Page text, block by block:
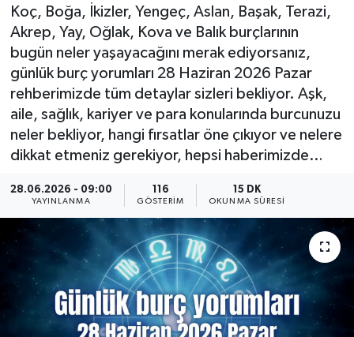
Koç, Boğa, İkizler, Yengeç, Aslan, Başak, Terazi,
Akrep, Yay, Oğlak, Kova ve Balık burçlarının
bugün neler yaşayacağını merak ediyorsanız,
günlük burç yorumları 28 Haziran 2026 Pazar
rehberimizde tüm detaylar sizleri bekliyor. Aşk,
aile, sağlık, kariyer ve para konularında burcunuzu
neler bekliyor, hangi fırsatlar öne çıkıyor ve nelere
dikkat etmeniz gerekiyor, hepsi haberimizde…
28.06.2026 - 09:00
YAYINLANMA
116
GÖSTERIM
15 DK
OKUNMA SÜRESI
SAĞLIK
SPOR
KÜLTÜR SANAT
YAŞAM
YUNUSEMRE
ŞEHZADELER
SARIGÖL
SARUHANLI
DEMİRCİ
GÖLMARMARA
GÖRDES
GÖRDES
KIRKAĞAÇ
KÖPRÜBAŞI
KULA
SARUHANLI
ŞEHZADELER
SELENDİ
ASAYİŞ
SİYASET
EKONOMİ
EĞİTİM
YAŞAM
LIFE
BİLİM VE TEKNOLOJİ
Son Dakika Haberleri
Haber Arşivi